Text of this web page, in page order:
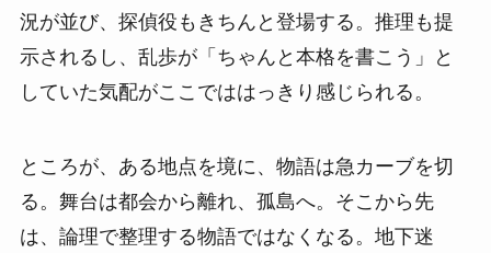
況が並び、探偵役もきちんと登場する。推理も提
示されるし、乱歩が「ちゃんと本格を書こう」と
していた気配がここでははっきり感じられる。
ところが、ある地点を境に、物語は急カーブを切
る。舞台は都会から離れ、孤島へ。そこから先
は、論理で整理する物語ではなくなる。地下迷